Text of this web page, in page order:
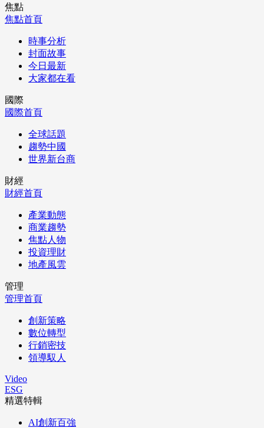
焦點
焦點首頁
時事分析
封面故事
今日最新
大家都在看
國際
國際首頁
全球話題
趨勢中國
世界新台商
財經
財經首頁
產業動態
商業趨勢
焦點人物
投資理財
地產風雲
管理
管理首頁
創新策略
數位轉型
行銷密技
領導馭人
Video
ESG
精選特輯
AI創新百強